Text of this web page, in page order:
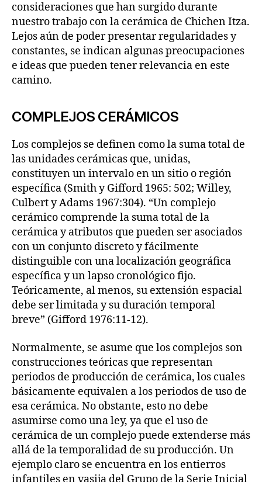
consideraciones que han surgido durante
nuestro trabajo con la cerámica de Chichen Itza.
Lejos aún de poder presentar regularidades y
constantes, se indican algunas preocupaciones
e ideas que pueden tener relevancia en este
camino.
COMPLEJOS CERÁMICOS
Los complejos se definen como la suma total de
las unidades cerámicas que, unidas,
constituyen un intervalo en un sitio o región
específica (Smith y Gifford 1965: 502; Willey,
Culbert y Adams 1967:304). “Un complejo
cerámico comprende la suma total de la
cerámica y atributos que pueden ser asociados
con un conjunto discreto y fácilmente
distinguible con una localización geográfica
específica y un lapso cronológico fijo.
Teóricamente, al menos, su extensión espacial
debe ser limitada y su duración temporal
breve” (Gifford 1976:11-12).
Normalmente, se asume que los complejos son
construcciones teóricas que representan
periodos de producción de cerámica, los cuales
básicamente equivalen a los periodos de uso de
esa cerámica. No obstante, esto no debe
asumirse como una ley, ya que el uso de
cerámica de un complejo puede extenderse más
allá de la temporalidad de su producción. Un
ejemplo claro se encuentra en los entierros
infantiles en vasija del Grupo de la Serie Inicial